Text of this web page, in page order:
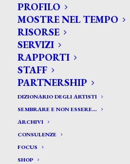
PROFILO
MOSTRE NEL TEMPO
RISORSE
SERVIZI
RAPPORTI
STAFF
PARTNERSHIP
DIZIONARIO DEGLI ARTISTI
SEMBRARE E NON ESSERE…
ARCHIVI
CONSULENZE
FOCUS
SHOP
CERCA TRA GLI ARTISTI:
Search
for:
Massoni P.